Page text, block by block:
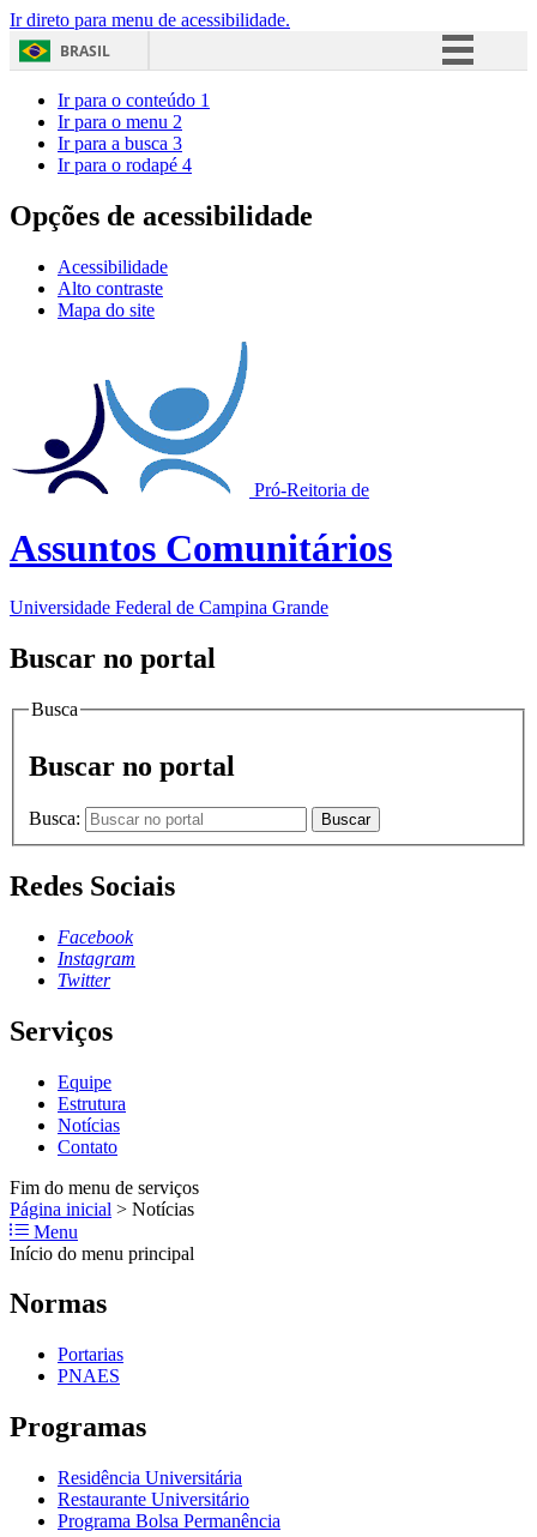
Ir direto para menu de acessibilidade.
BRASIL
Acesso à informação
Ir para o conteúdo 1
Ir para o menu 2
Ir para a busca 3
Ir para o rodapé 4
Opções de acessibilidade
Acessibilidade
Alto contraste
Mapa do site
Pró-Reitoria de
Assuntos Comunitários
Universidade Federal de Campina Grande
Buscar no portal
Busca
Buscar no portal
Busca: Buscar
Redes Sociais
Facebook
Instagram
Twitter
Serviços
Equipe
Estrutura
Notícias
Contato
Fim do menu de serviços
Página inicial > Notícias
Menu
Início do menu principal
Normas
Portarias
PNAES
Programas
Residência Universitária
Restaurante Universitário
Programa Bolsa Permanência